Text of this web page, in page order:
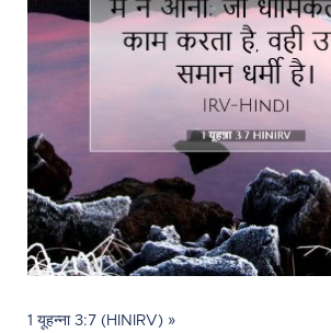
1 यूहन्ना 3:7 (HINIRV) »